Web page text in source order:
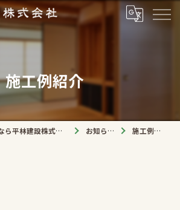
施工例紹介
大多喜町の工務店なら平林建設株式会社 お知らせ 施工例紹介